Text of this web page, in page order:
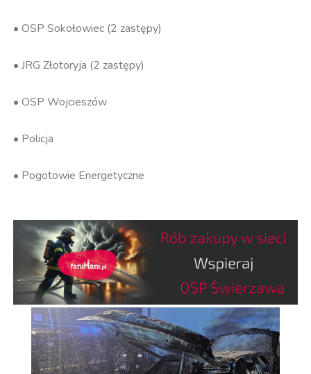
• OSP Sokołowiec (2 zastępy)
• JRG Złotoryja (2 zastępy)
• OSP Wojcieszów
• Policja
• Pogotowie Energetyczne